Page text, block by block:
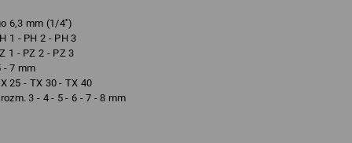
6,3 mm (1/4'')
1 - PH 2 - PH 3
1 - PZ 2 - PZ 3
- 7 mm
25 - TX 30 - TX 40
3 - 4 - 5 - 6 - 7 - 8 mm